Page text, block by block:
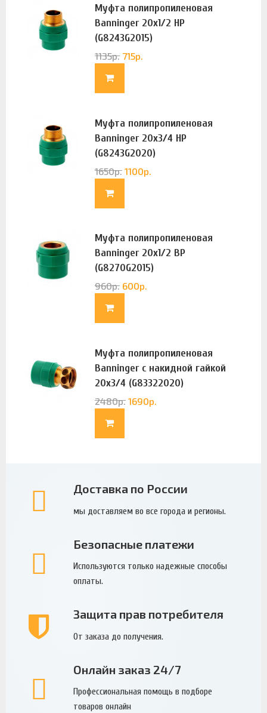
Муфта полипропиленовая
Banninger 20х1/2 НР
(G8243G2015)
1135р. 715р.
Муфта полипропиленовая
Banninger 20х3/4 НР
(G8243G2020)
1650р. 1100р.
Муфта полипропиленовая
Banninger 20х1/2 ВР
(G8270G2015)
960р. 600р.
Муфта полипропиленовая
Banninger с накидной гайкой
20х3/4 (G83322020)
2480р. 1690р.
Доставка по России
мы доставляем во все города и регионы.
Безопасные платежи
Используются только надежные способы
оплаты.
Защита прав потребителя
От заказа до получения.
Онлайн заказ 24/7
Профессиональная помощь в подборе
товаров онлайн